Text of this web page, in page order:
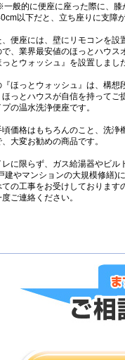
般的に便座に座った際に、膝
以下だと、立ち座りに支障
、便座には、壁にリモコンを設
で、業界最安値のほっとハウス
っとウォッシュ』を設置しまし
『ほっとウォッシュ』は、構想
ほっとハウスが自信を持ってご
プの温水洗浄便座です。
頃価格はもちろんのこと、洗浄
大変お勧めの商品です。
レに限らず、ガス給湯器やビ
建やマンションの大規模修繕)
ての工事をお受けしております
ご連絡ください。